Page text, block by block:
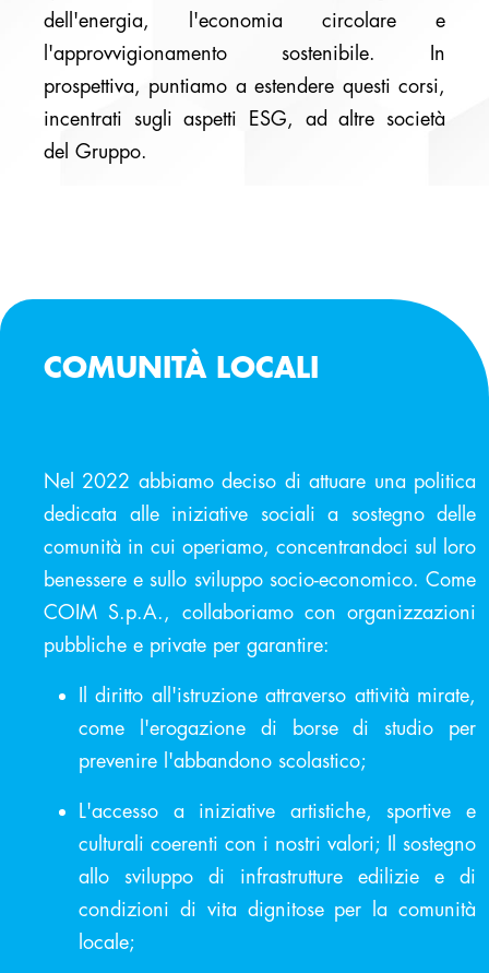
dell'energia, l'economia circolare e
l'approvvigionamento sostenibile. In
prospettiva, puntiamo a estendere questi corsi,
incentrati sugli aspetti ESG, ad altre società
del Gruppo.
COMUNITÀ LOCALI
Nel 2022 abbiamo deciso di attuare una politica
dedicata alle iniziative sociali a sostegno delle
comunità in cui operiamo, concentrandoci sul loro
benessere e sullo sviluppo socio-economico. Come
COIM S.p.A., collaboriamo con organizzazioni
pubbliche e private per garantire:
Il diritto all'istruzione attraverso attività mirate,
come l'erogazione di borse di studio per
prevenire l'abbandono scolastico;
L'accesso a iniziative artistiche, sportive e
culturali coerenti con i nostri valori; Il sostegno
allo sviluppo di infrastrutture edilizie e di
condizioni di vita dignitose per la comunità
locale;